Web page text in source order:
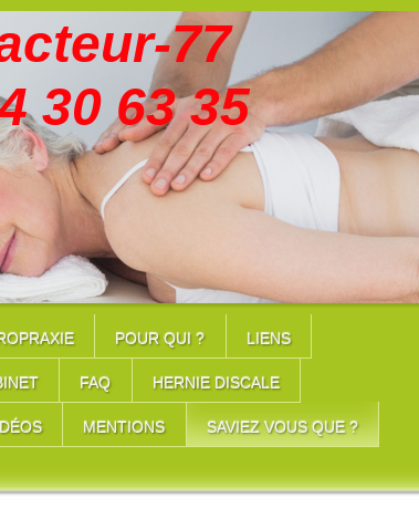
77
63 35
POUR QUI ? LIENS
FAQ HERNIE DISCALE
MENTIONS SAVIEZ VOUS QUE ?